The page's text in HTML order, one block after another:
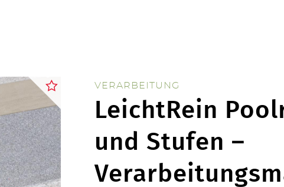
KONTAKT
VERARBEITUNG
LeichtRein
und Stufen –